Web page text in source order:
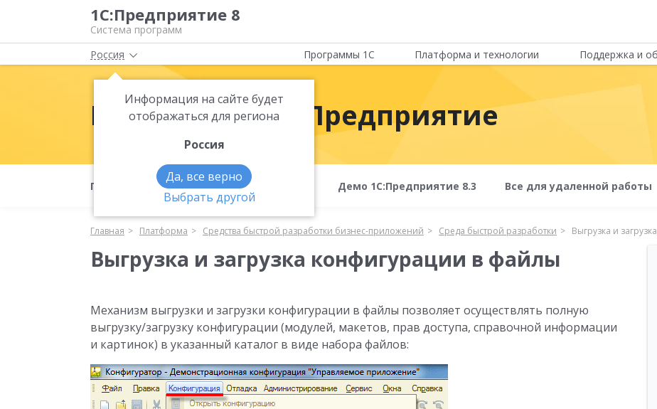
1С:Предприятие 8
Система программ
Россия
Информация на сайте будет
отображаться для региона
Россия
Да, все верно
Выбрать другой
Программы 1С Платформа и технологии Поддержка и
Платформа 1С:Предприятие
Полезные материалы Что нового Демо 1С:Предприятие 8.3 Все для удаленной работы
Главная Платформа Средства быстрой разработки бизнес-приложений Среда быстрой разработки Выгрузка и
Выгрузка и загрузка конфигурации в файлы
Механизм выгрузки и загрузки конфигурации в файлы позволяет осуществлять полную
выгрузку/загрузку конфигурации (модулей, макетов, прав доступа, справочной информации
и картинок) в указанный каталог в виде набора файлов: